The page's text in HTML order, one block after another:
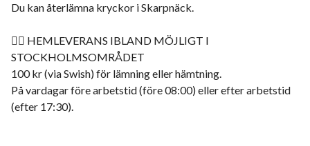
Du kan återlämna kryckor i Skarpnäck.
🚴‍♀️ HEMLEVERANS IBLAND MÖJLIGT I
STOCKHOLMSOMRÅDET
100 kr (via Swish) för lämning eller hämtning.
På vardagar före arbetstid (före 08:00) eller efter arbetstid
(efter 17:30).